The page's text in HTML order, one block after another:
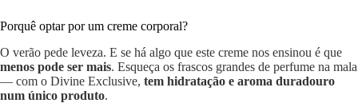
Porquê optar por um creme corporal?
O verão pede leveza. E se há algo que este creme nos ensinou é que
menos pode ser mais. Esqueça os frascos grandes de perfume na mala
— com o Divine Exclusive, tem hidratação e aroma duradouro
num único produto.